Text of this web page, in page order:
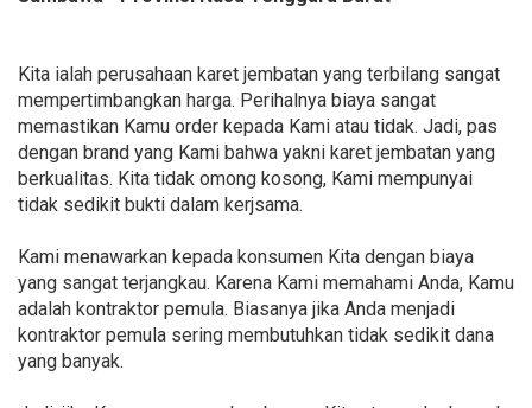
Kita ialah perusahaan karet jembatan yang terbilang sangat
mempertimbangkan harga. Perihalnya biaya sangat
memastikan Kamu order kepada Kami atau tidak. Jadi, pas
dengan brand yang Kami bahwa yakni karet jembatan yang
berkualitas. Kita tidak omong kosong, Kami mempunyai
tidak sedikit bukti dalam kerjsama.
Kami menawarkan kepada konsumen Kita dengan biaya
yang sangat terjangkau. Karena Kami memahami Anda, Kamu
adalah kontraktor pemula. Biasanya jika Anda menjadi
kontraktor pemula sering membutuhkan tidak sedikit dana
yang banyak.